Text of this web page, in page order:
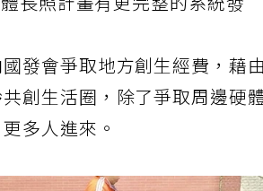
長照計畫有更完整的系統發
發會爭取地方創生經費，藉由
創生活圈，除了爭取周邊硬
多人進來。